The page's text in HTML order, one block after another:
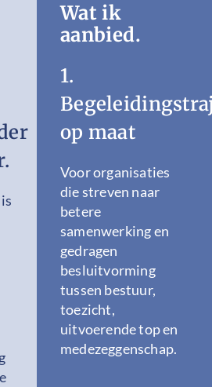
Wat ik
aanbied.
1.
op maat
Voor organisaties
die streven naar
betere
samenwerking en
gedragen
besluitvorming
tussen bestuur,
toezicht,
uitvoerende top en
medezeggenschap.